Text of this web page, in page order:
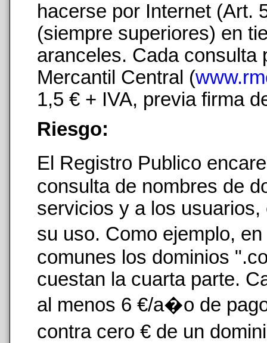
hacerse por Internet (Art.
(siempre superiores) en
aranceles. Cada consulta
Mercantil Central (
1,5 € + IVA, previa firma
Riesgo:
El Registro Publico
consulta de nombres de
servicios y a los
su uso. Como ejemplo,
comunes los dominios
cuestan la cuarta parte.
al menos 6 €/a�o de
contra cero € de un